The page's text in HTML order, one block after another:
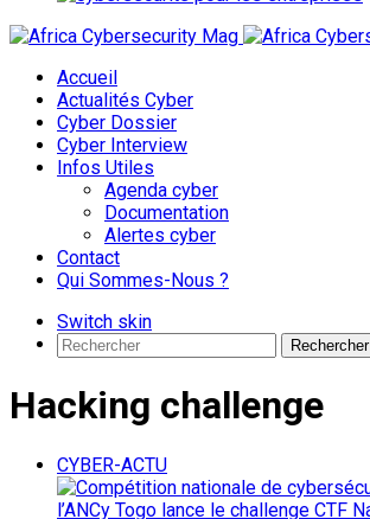
Accueil
Actualités Cyber
Cyber Dossier
Cyber Interview
Infos Utiles
Agenda cyber
Documentation
Alertes cyber
Contact
Qui Sommes-Nous ?
Switch skin
Rechercher
Hacking challenge
CYBER-ACTU